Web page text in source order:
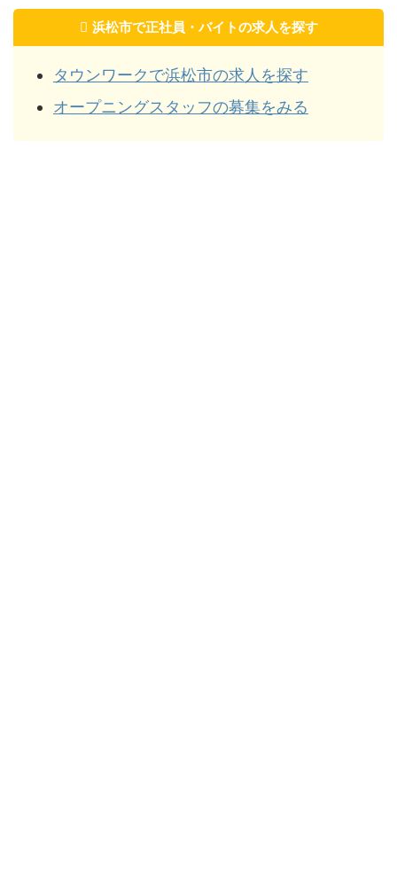
浜松市で正社員・バイトの求人を探す
タウンワークで浜松市の求人を探す
オープニングスタッフの募集をみる